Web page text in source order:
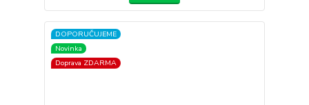
DOPORUČUJEME
Novinka
Doprava ZDARMA